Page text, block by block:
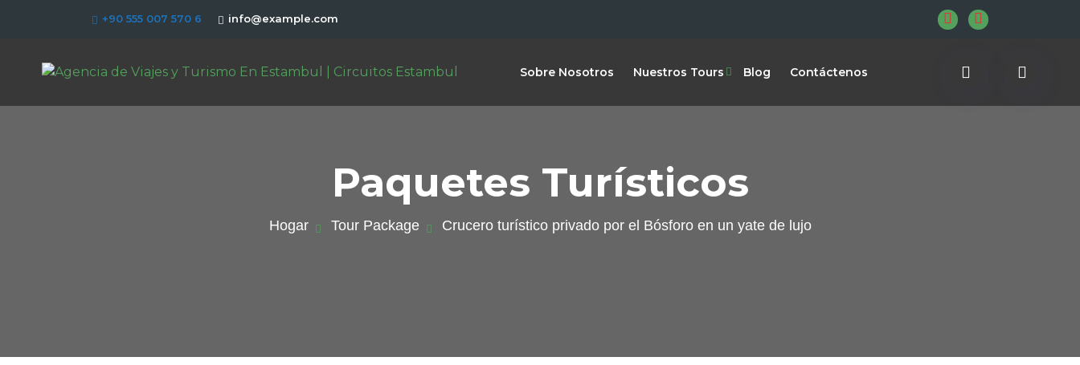
+90 555 007 570 6 info@example.com
Sobre Nosotros Nuestros Tours Blog Contáctenos
Paquetes Turísticos
Hogar Tour Package Crucero turístico privado por el Bósforo en un yate de lujo